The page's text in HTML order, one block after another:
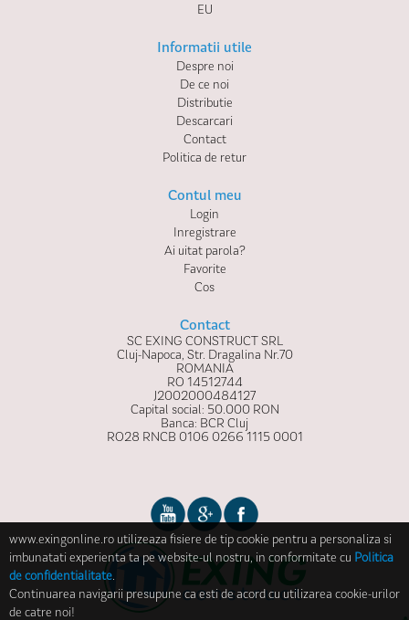
EU
Informatii utile
Despre noi
De ce noi
Distributie
Descarcari
Contact
Politica de retur
Contul meu
Login
Inregistrare
Ai uitat parola?
Favorite
Cos
Contact
SC EXING CONSTRUCT SRL
Cluj-Napoca, Str. Dragalina Nr.70
ROMANIA
RO 14512744
J2002000484127
Capital social: 50.000 RON
Banca: BCR Cluj
RO28 RNCB 0106 0266 1115 0001
www.exingonline.ro utilizeaza fisiere de tip cookie pentru a personaliza si
imbunatati experienta ta pe website-ul nostru, in conformitate cu Politica
de confidentialitate.
Continuarea navigarii presupune ca esti de acord cu utilizarea cookie-urilor
de catre noi!